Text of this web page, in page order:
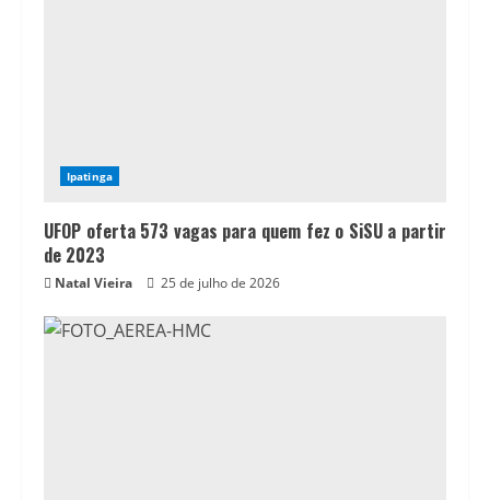
Ipatinga
UFOP oferta 573 vagas para quem fez o SiSU a partir
de 2023
Natal Vieira 25 de julho de 2026